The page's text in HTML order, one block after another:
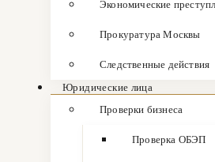
Экономические
Прокуратура Москвы
Следственные действия
Юридические лица
Проверки бизнеса
Проверка ОБЭП